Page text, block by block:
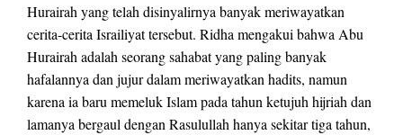
Hurairah yang telah disinyalirnya banyak meriwayatkan
cerita-cerita Israiliyat tersebut. Ridha mengakui bahwa Abu
Hurairah adalah seorang sahabat yang paling banyak
hafalannya dan jujur dalam meriwayatkan hadits, namun
karena ia baru memeluk Islam pada tahun ketujuh hijriah dan
lamanya bergaul dengan Rasulullah hanya sekitar tiga tahun,